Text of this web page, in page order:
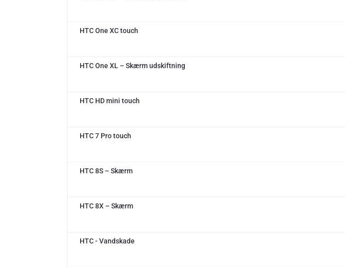
HTC One XC touch
HTC One XL – Skærm udskiftning
HTC HD mini touch
HTC 7 Pro touch
HTC 8S – Skærm
HTC 8X – Skærm
HTC - Vandskade